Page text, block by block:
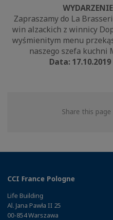
Zapraszamy do La
win alzackich z winnicy
wyśmienitym menu
naszego szefa kuchni
Data:
Share this page
CCI France Pologne
Life Building
Al. Jana Pawła II 25
00-854 Warszawa